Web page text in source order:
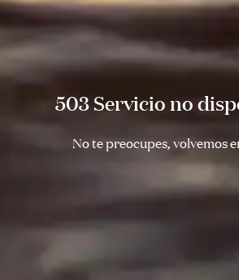
503 Servicio no
No te preocupes, volvemos